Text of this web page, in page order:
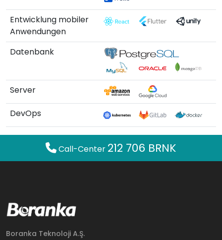
Entwicklung mobiler
Anwendungen
Datenbank
Server
DevOps
Call-Center 212 706 BRNK
Boranka Teknoloji A.Ş.